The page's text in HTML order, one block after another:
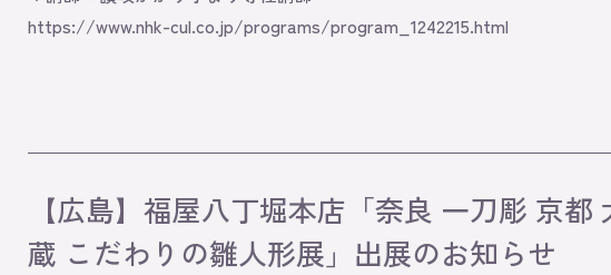
https://www.nhk-cul.co.jp/programs/program_1242215.html
【広島】福屋八丁堀本店「奈良 一刀彫 京都
蔵 こだわりの雛人形展」出展のお知らせ